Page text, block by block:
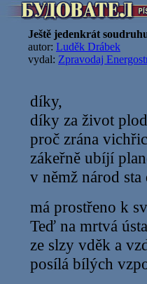
Ještě jedenkrát
autor: Luděk Drábek
vydal: Zpravodaj
díky,
díky za život
proč zrána
zákeřně ubíjí
v němž národ
má prostřeno k
Teď na mrtvá
ze slzy vděk a
posílá bílých